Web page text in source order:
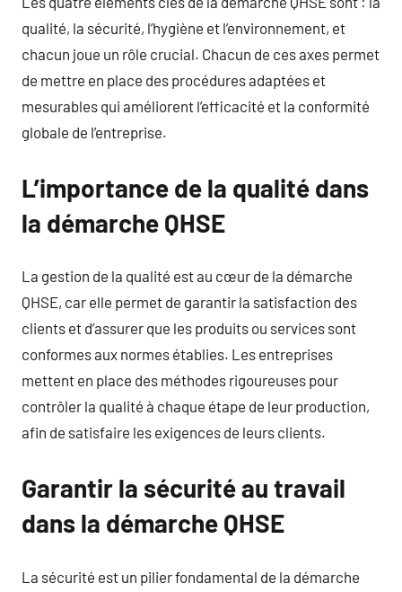
qualité, la sécurité, l’hygiène et l’environnement, et
chacun joue un rôle crucial. Chacun de ces axes permet
de mettre en place des procédures adaptées et
mesurables qui améliorent l’efficacité et la conformité
globale de l’entreprise.
L’importance de la qualité dans
la démarche QHSE
La gestion de la qualité est au cœur de la démarche
QHSE, car elle permet de garantir la satisfaction des
clients et d’assurer que les produits ou services sont
conformes aux normes établies. Les entreprises
mettent en place des méthodes rigoureuses pour
contrôler la qualité à chaque étape de leur production,
afin de satisfaire les exigences de leurs clients.
Garantir la sécurité au travail
dans la démarche QHSE
La sécurité est un pilier fondamental de la démarche